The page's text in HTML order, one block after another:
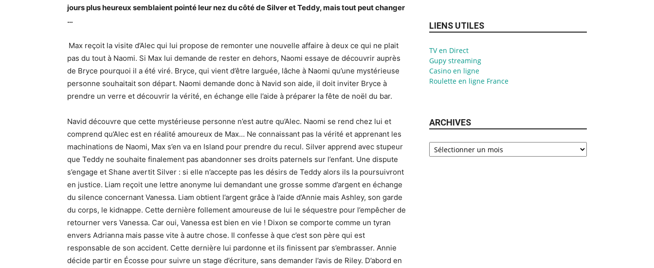
jours plus heureux semblaient pointé leur nez du côté de Silver et Teddy, mais tout peut changer
…
Max reçoit la visite d’Alec qui lui propose de remonter une nouvelle affaire à deux ce qui ne plait
pas du tout à Naomi. Si Max lui demande de rester en dehors, Naomi essaye de découvrir auprès
de Bryce pourquoi il a été viré. Bryce, qui vient d’être larguée, lâche à Naomi qu’une mystérieuse
personne souhaitait son départ. Naomi demande donc à Navid son aide, il doit inviter Bryce à
prendre un verre et découvrir la vérité, en échange elle l’aide à préparer la fête de noël du bar.
Navid découvre que cette mystérieuse personne n’est autre qu’Alec. Naomi se rend chez lui et
comprend qu’Alec est en réalité amoureux de Max… Ne connaissant pas la vérité et apprenant les
machinations de Naomi, Max s’en va en Island pour prendre du recul. Silver apprend avec stupeur
que Teddy ne souhaite finalement pas abandonner ses droits paternels sur l’enfant. Une dispute
s’engage et Shane avertit Silver : si elle n’accepte pas les désirs de Teddy alors ils la poursuivront
en justice. Liam reçoit une lettre anonyme lui demandant une grosse somme d’argent en échange
du silence concernant Vanessa. Liam obtient l’argent grâce à l’aide d’Annie mais Ashley, son garde
du corps, le kidnappe. Cette dernière follement amoureuse de lui le séquestre pour l’empêcher de
retourner vers Vanessa. Car oui, Vanessa est bien en vie ! Dixon se comporte comme un tyran
envers Adrianna mais passe vite à autre chose. Il confesse à que c’est son père qui est
responsable de son accident. Cette dernière lui pardonne et ils finissent par s’embrasser. Annie
décide partir en Écosse pour suivre un stage d’écriture, sans demander l’avis de Riley. D’abord en
LIENS UTILES
TV en Direct
Gupy streaming
Casino en ligne
Roulette en ligne France
ARCHIVES
Archives